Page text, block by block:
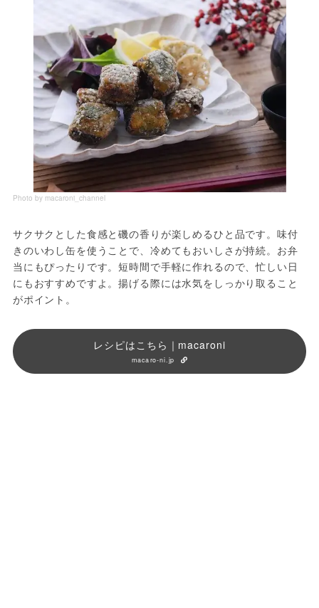
Photo by macaroni_channel
サクサクとした食感と磯の香りが楽しめるひと品です。味付
きのいわし缶を使うことで、冷めてもおいしさが持続。お弁
当にもぴったりです。短時間で手軽に作れるので、忙しい日
にもおすすめですよ。揚げる際には水気をしっかり取ること
がポイント。
レシピはこちら｜macaroni
macaro-ni.jp